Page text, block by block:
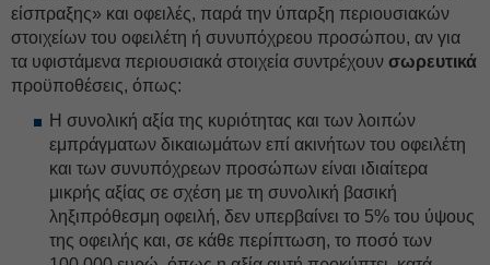
είσπραξης» και οφειλές, παρά την ύπαρξη περιουσιακών
στοιχείων του οφειλέτη ή συνυπόχρεου προσώπου, αν για
τα υφιστάμενα περιουσιακά στοιχεία συντρέχουν σωρευτικά
προϋποθέσεις, όπως:
Η συνολική αξία της κυριότητας και των λοιπών
εμπράγματων δικαιωμάτων επί ακινήτων του οφειλέτη
και των συνυπόχρεων προσώπων είναι ιδιαίτερα
μικρής αξίας σε σχέση με τη συνολική βασική
ληξιπρόθεσμη οφειλή, δεν υπερβαίνει το 5% του ύψους
της οφειλής και, σε κάθε περίπτωση, το ποσό των